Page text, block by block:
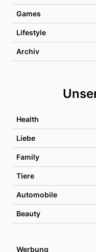
Games
Lifestyle
Archiv
Health
Liebe
Family
Tiere
Automobile
Beauty
Werbung